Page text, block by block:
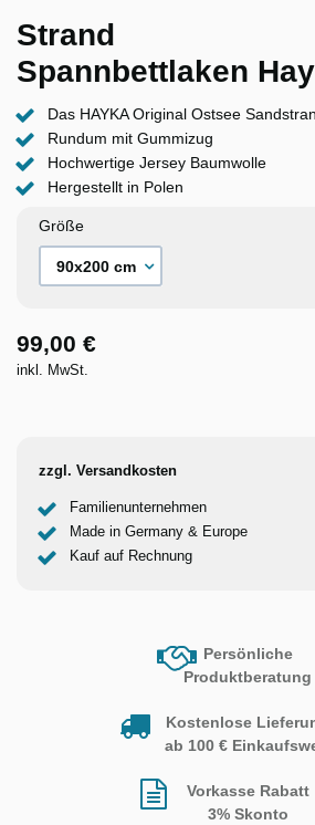
Strand
Spannbettlaken
Das HAYKA Original Ostsee
Rundum mit Gummizug
Hochwertige Jersey Baumwolle
Hergestellt in Polen
Größe
99,00 €
inkl. MwSt.
zzgl. Versandkosten
Familienunternehmen
Made in Germany & Europe
Kauf auf Rechnung
Persönliche
Produktberatung
Kostenlose
ab 100 €
Vorkasse Rabatt
3% Skonto